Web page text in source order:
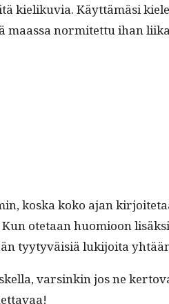
kieliku­via. Käyt­tämäsi
nor­mitet­tu ihan
kos­ka koko ajan
ote­taan huomioon
tyy­tyväisiä luk­i­joi­ta
varsinkin jos ne